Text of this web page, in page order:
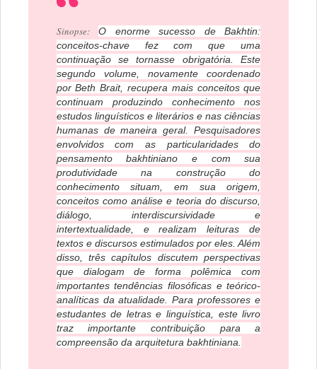
Sinopse:O enorme sucesso de Bakhtin:
conceitos-chave fez com que uma
continuação se tornasse obrigatória. Este
segundo volume, novamente coordenado
por Beth Brait, recupera mais conceitos que
continuam produzindo conhecimento nos
estudos linguísticos e literários e nas ciências
humanas de maneira geral. Pesquisadores
envolvidos com as particularidades do
pensamento bakhtiniano e com sua
produtividade na construção do
conhecimento situam, em sua origem,
conceitos como análise e teoria do discurso,
diálogo, interdiscursividade e
intertextualidade, e realizam leituras de
textos e discursos estimulados por eles. Além
disso, três capítulos discutem perspectivas
que dialogam de forma polêmica com
importantes tendências filosóficas e teórico-
analíticas da atualidade. Para professores e
estudantes de letras e linguística, este livro
traz importante contribuição para a
compreensão da arquitetura bakhtiniana.